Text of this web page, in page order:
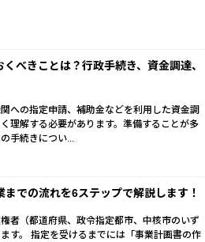
べきことは？行政手続き、資金調達、
への指定申請、補助金などを利用した資金調
理解する必要があります。準備することが多
手続きについ...
での流れを6ステップで解説します！
者（都道府県、政令指定都市、中核市のいず
す。 指定を受けるまでには「事業計画書の作